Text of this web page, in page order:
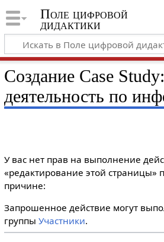
Поле цифровой
дидактики
Создание Case
деятельность по
У вас нет прав на выполнение
«редактирование этой страницы»
причине:
Запрошенное действие могут
группы Участники.